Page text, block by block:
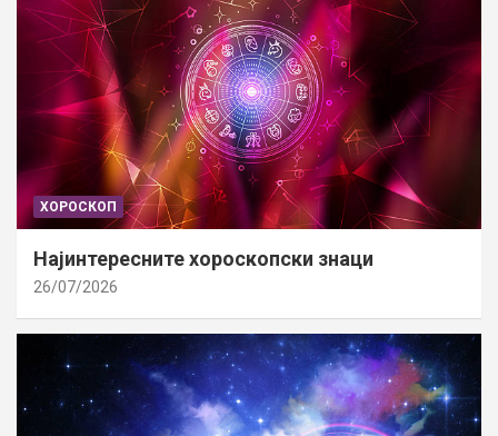
ХОРОСКОП
Најинтересните хороскопски знаци
26/07/2026